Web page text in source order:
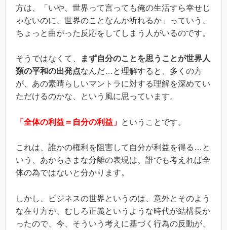
方は、「いや、世界って言っても俺の生活すら幸せじ
ゃないのに、世界のことなんか祈れるか」っていう、
ちょっと曲がった反応をしてしまう人がいるのです。
そうではなくて、
まず自分のことを思うことが世界人
類の平和の出発点なんだ…と理解すると、多くの方
が、あの素晴らしいマントラに対する理解を深めてい
ただけるのかな、という風に思っています。
「全体の利益＝自分の利益」 ということです。
これは、誰かの権利を阻害して自分が利益を得る…と
いう、あからさまな分離の表現は、誰でも考えれば全
体の為ではないと分かります。
しかし、ビジネスの世界というのは、意外とそのよう
な在り方が、むしろ正義というような時代が結構長か
ったので、今、そういう考えに基づく行為の反動が、